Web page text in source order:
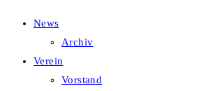
News
Archiv
Verein
Vorstand